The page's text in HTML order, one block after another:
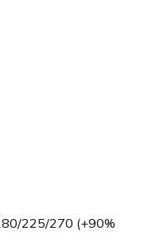
225/270 (+90%